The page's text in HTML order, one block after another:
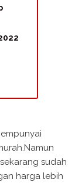
sudah
harga lebih